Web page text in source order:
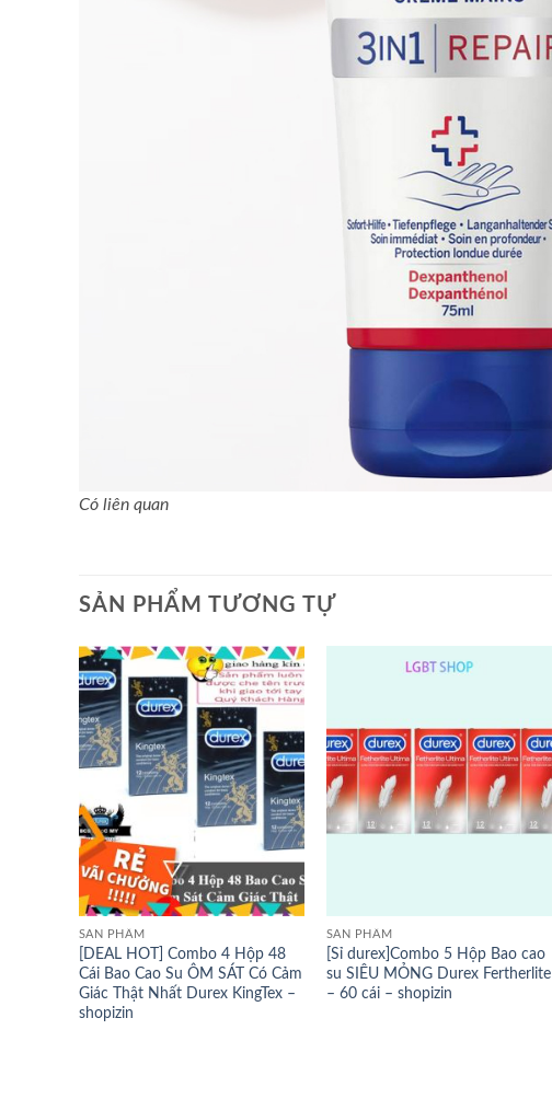
Có liên quan
SẢN PHẨM TƯƠNG TỰ
SẢN PHẨM
[DEAL HOT] Combo 4 Hộp 48
Cái Bao Cao Su ÔM SÁT Có Cảm
Giác Thật Nhất Durex KingTex –
shopizin
SẢN PHẨM
[Sỉ durex]Combo 5 Hộp Bao cao
su SIÊU MỎNG Durex Fertherlite
– 60 cái – shopizin